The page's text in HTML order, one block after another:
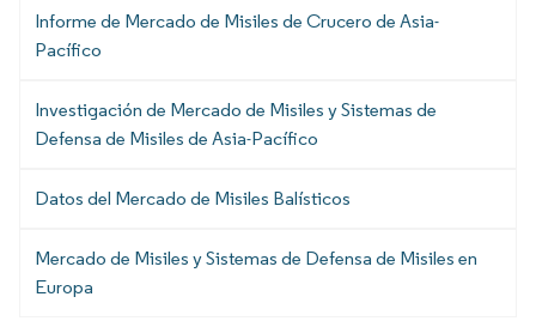
Informe de Mercado de Misiles de Crucero de Asia-
Pacífico
Investigación de Mercado de Misiles y Sistemas de
Defensa de Misiles de Asia-Pacífico
Datos del Mercado de Misiles Balísticos
Mercado de Misiles y Sistemas de Defensa de Misiles en
Europa